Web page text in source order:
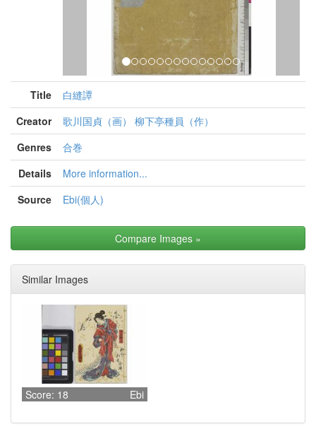
Title
白縫譚
Creator
歌川国貞（画） 柳下亭種員（作）
Genres
合巻
Details
More information...
Source
Ebi(個人)
Compare Images »
Similar Images
Score: 18 Ebi